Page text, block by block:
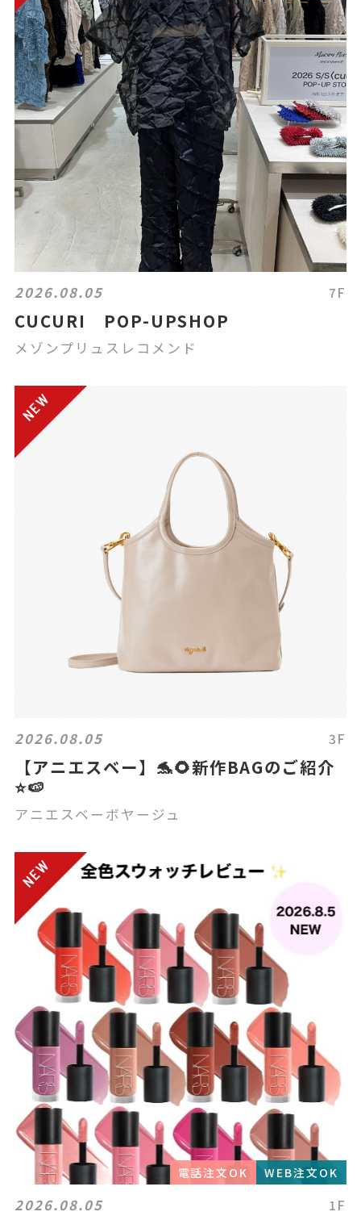
2026.08.05 7F
CUCURI POP-UPSHOP
メゾンプリュスレコメンド
2026.08.05 3F
【アニエスベー】🐬🌻新作BAGのご紹介
⭐️🍉
アニエスベーボヤージュ
電話注文OK WEB注文OK
2026.08.05 1F